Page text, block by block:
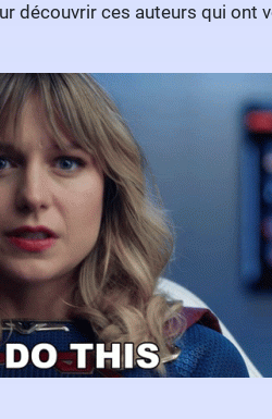
découvrir ces auteurs qui ont